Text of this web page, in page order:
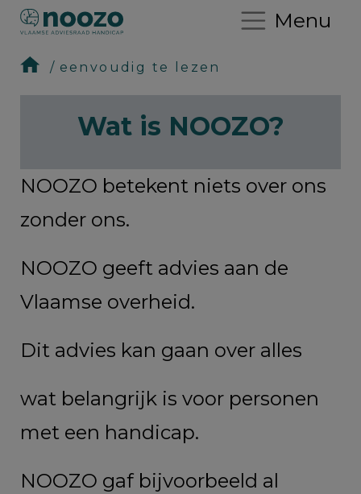
Menu
eenvoudig te lezen
Wat is NOOZO?
NOOZO betekent niets over ons
zonder ons.
NOOZO geeft advies aan de
Vlaamse overheid.
Dit advies kan gaan over alles
wat belangrijk is voor personen
met een handicap.
NOOZO gaf bijvoorbeeld al